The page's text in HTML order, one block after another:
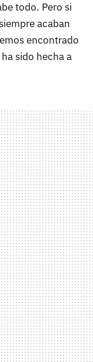
todo. Pero si
acaban
encontrado
sido hecha a